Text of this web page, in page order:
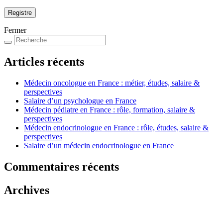
Registre
Fermer
Articles récents
Médecin oncologue en France : métier, études, salaire &
perspectives
Salaire d’un psychologue en France
Médecin pédiatre en France : rôle, formation, salaire &
perspectives
Médecin endocrinologue en France : rôle, études, salaire &
perspectives
Salaire d’un médecin endocrinologue en France
Commentaires récents
Archives